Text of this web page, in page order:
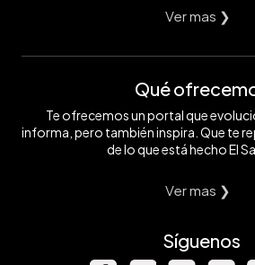
Ver mas ❯
Qué
Te ofrecemos un portal que
informa, pero también inspira. Que te
de lo que está hecho El
Ver mas ❯
Síguenos